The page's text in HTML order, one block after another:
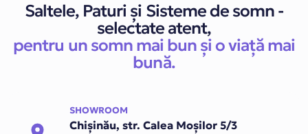
Saltele, Paturi și Sisteme de somn -
selectate atent,
pentru un somn mai bun și o viață mai
bună.
SHOWROOM
Chișinău, str. Calea Moșilor 5/3